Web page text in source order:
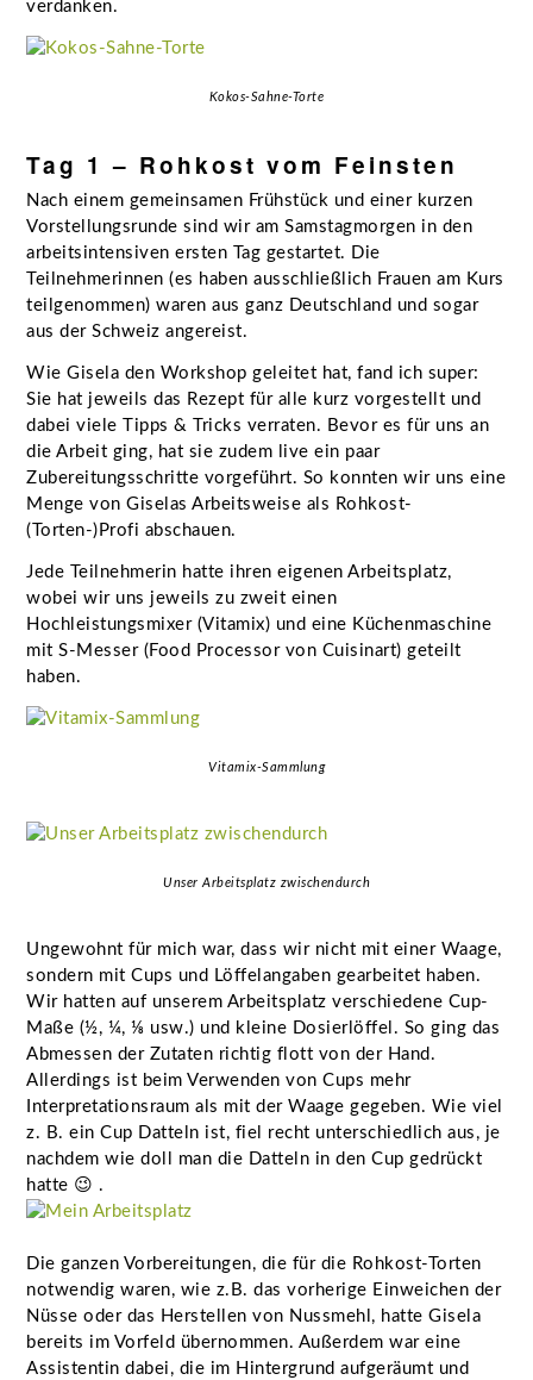
verdanken.
Kokos-Sahne-Torte
Tag 1 – Rohkost vom Feinsten
Nach einem gemeinsamen Frühstück und einer kurzen
Vorstellungsrunde sind wir am Samstagmorgen in den
arbeitsintensiven ersten Tag gestartet. Die
Teilnehmerinnen (es haben ausschließlich Frauen am Kurs
teilgenommen) waren aus ganz Deutschland und sogar
aus der Schweiz angereist.
Wie Gisela den Workshop geleitet hat, fand ich super:
Sie hat jeweils das Rezept für alle kurz vorgestellt und
dabei viele Tipps & Tricks verraten. Bevor es für uns an
die Arbeit ging, hat sie zudem live ein paar
Zubereitungsschritte vorgeführt. So konnten wir uns eine
Menge von Giselas Arbeitsweise als Rohkost-
(Torten-)Profi abschauen.
Jede Teilnehmerin hatte ihren eigenen Arbeitsplatz,
wobei wir uns jeweils zu zweit einen
Hochleistungsmixer (Vitamix) und eine Küchenmaschine
mit S-Messer (Food Processor von Cuisinart) geteilt
haben.
Vitamix-Sammlung
Unser Arbeitsplatz zwischendurch
Ungewohnt für mich war, dass wir nicht mit einer Waage,
sondern mit Cups und Löffelangaben gearbeitet haben.
Wir hatten auf unserem Arbeitsplatz verschiedene Cup-
Maße (½, ¼, ⅛ usw.) und kleine Dosierlöffel. So ging das
Abmessen der Zutaten richtig flott von der Hand.
Allerdings ist beim Verwenden von Cups mehr
Interpretationsraum als mit der Waage gegeben. Wie viel
z. B. ein Cup Datteln ist, fiel recht unterschiedlich aus, je
nachdem wie doll man die Datteln in den Cup gedrückt
hatte 😉 .
Die ganzen Vorbereitungen, die für die Rohkost-Torten
notwendig waren, wie z.B. das vorherige Einweichen der
Nüsse oder das Herstellen von Nussmehl, hatte Gisela
bereits im Vorfeld übernommen. Außerdem war eine
Assistentin dabei, die im Hintergrund aufgeräumt und